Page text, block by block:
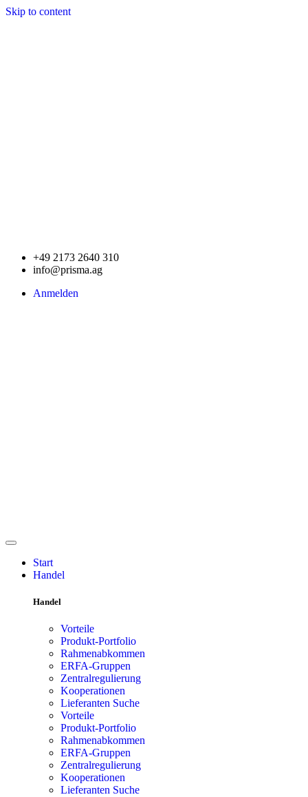
Skip to content
+49 2173 2640 310
info@prisma.ag
Anmelden
Start
Handel
Handel
Vorteile
Produkt-Portfolio
Rahmenabkommen
ERFA-Gruppen
Zentralregulierung
Kooperationen
Lieferanten Suche
Vorteile
Produkt-Portfolio
Rahmenabkommen
ERFA-Gruppen
Zentralregulierung
Kooperationen
Lieferanten Suche